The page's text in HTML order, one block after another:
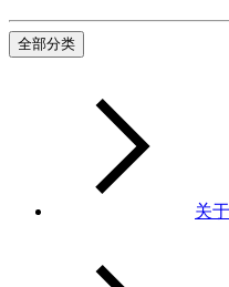
全部分类
关